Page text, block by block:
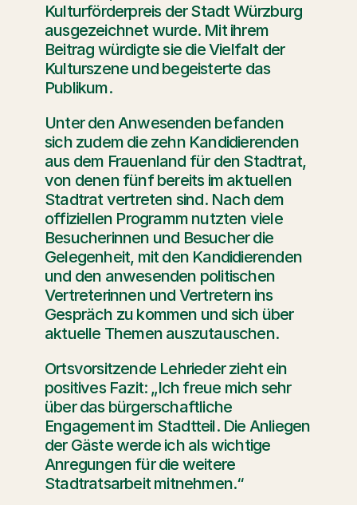
Kulturförderpreis der Stadt Würzburg
ausgezeichnet wurde. Mit ihrem
Beitrag würdigte sie die Vielfalt der
Kulturszene und begeisterte das
Publikum.
Unter den Anwesenden befanden
sich zudem die zehn Kandidierenden
aus dem Frauenland für den Stadtrat,
von denen fünf bereits im aktuellen
Stadtrat vertreten sind. Nach dem
offiziellen Programm nutzten viele
Besucherinnen und Besucher die
Gelegenheit, mit den Kandidierenden
und den anwesenden politischen
Vertreterinnen und Vertretern ins
Gespräch zu kommen und sich über
aktuelle Themen auszutauschen.
Ortsvorsitzende Lehrieder zieht ein
positives Fazit: „Ich freue mich sehr
über das bürgerschaftliche
Engagement im Stadtteil. Die Anliegen
der Gäste werde ich als wichtige
Anregungen für die weitere
Stadtratsarbeit mitnehmen.“